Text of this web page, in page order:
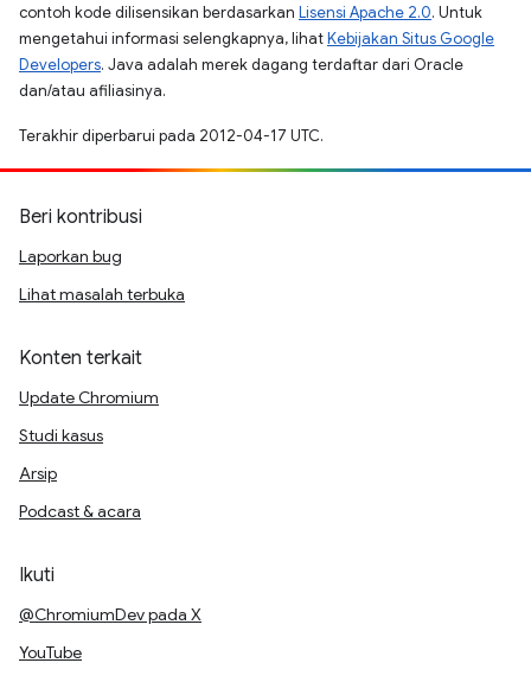
contoh kode dilisensikan berdasarkan Lisensi Apache 2.0. Untuk
mengetahui informasi selengkapnya, lihatKebijakan Situs Google
Developers. Java adalah merek dagang terdaftar dari Oracle
dan/atau afiliasinya.
Terakhir diperbarui pada 2012-04-17 UTC.
Beri kontribusi
Laporkan bug
Lihat masalah terbuka
Konten terkait
Update Chromium
Studi kasus
Arsip
Podcast & acara
Ikuti
@ChromiumDev pada X
YouTube